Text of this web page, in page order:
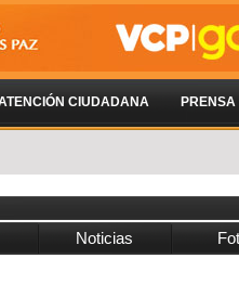
CIUDADANA PRENSA
Noticias